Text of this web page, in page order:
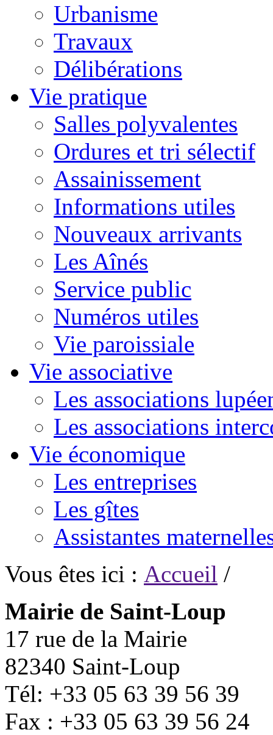
Urbanisme
Travaux
Délibérations
Vie pratique
Salles polyvalentes
Ordures et tri sélectif
Assainissement
Informations utiles
Nouveaux arrivants
Les Aînés
Service public
Numéros utiles
Vie paroissiale
Vie associative
Les associations
Les associations
Vie économique
Les entreprises
Les gîtes
Assistantes
Vous êtes ici : Accueil /
Mairie de Saint-Loup
17 rue de la Mairie
82340 Saint-Loup
Tél: +33 05 63 39 56 39
Fax : +33 05 63 39 56 24